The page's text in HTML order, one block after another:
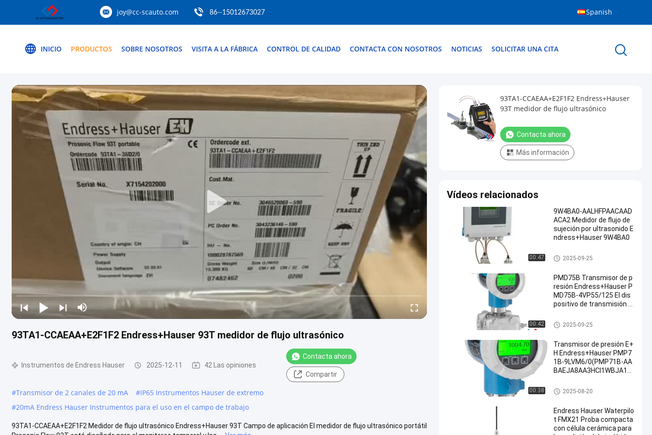
joy@cc-scauto.com 86--15012673027 Spanish
INICIO PRODUCTOS SOBRE NOSOTROS VISITA A LA FÁBRICA CONTROL DE CALIDAD CONTACTA CON NOSOTROS NOTICIAS SOLICITAR UNA CITA
93TA1-CCAEAA+E2F1F2 Endress+Hauser 93T medidor de flujo ultrasónico
Instrumentos de Endress Hauser 2025-12-11 42 Las opiniones
Contacta ahora
Compartir
#Transmisor de 2 canales de 20 mA #IP65 Instrumentos Hauser de extremo
#20mA Endress Hauser Instrumentos para el uso en el campo de trabajo
93TA1-CCAEAA+E2F1F2 Medidor de flujo ultrasónico Endress+Hauser 93T Campo de aplicación El medidor de flujo ultrasónico portátil
93TA1-CCAEAA+E2F1F2 Endress+Hauser
93T medidor de flujo ultrasónico
Contacta ahora
Más información
Vídeos relacionados
00:47
9W4BA0-AALHFPAACAAD
ACA2 Medidor de flujo de
sujeción por ultrasonido E
ndress+Hauser 9W4BA0
Instrumentos de Endress Hau
ser
2025-09-25
00:42
PMD75B Transmisor de p
resión Endress+Hauser P
MD75B-4VP55/125 El dis
positivo de transmisión d
5/125 es un dispositivo d
e transmisión de presión
mitir la presión de los mot
ores.
Instrumentos de Endress Hau
ser
2025-09-25
00:38
Transmisor de presión E+
H Endress+Hauser PMP7
1B-9LVM6/0(PMP71B-AA
BAEJA8AA3HCI1WBJA1+
Instrumentos de Endress Hau
ser
2025-08-20
Endress Hauser Waterpilo
t FMX21 Proba compacta
con célula cerámica para